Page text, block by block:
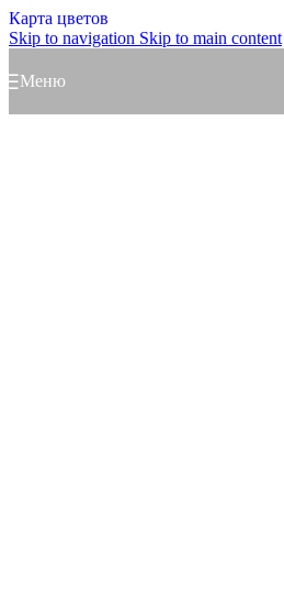
Карта цветов
Skip to navigation Skip to main content
Меню